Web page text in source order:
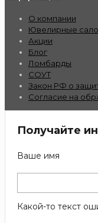
О компании
Ювелирные
Акции
Блог
Ломбарды
СОУТ
Закон РФ о
Согласие на
Получайте
Ваше имя
Какой-то текст